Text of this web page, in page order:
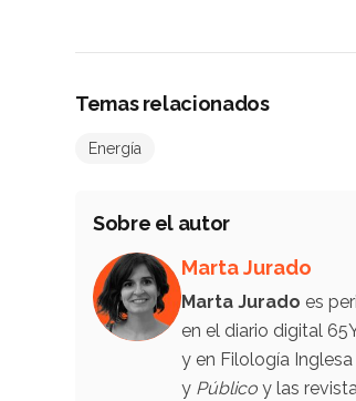
Temas relacionados
Energía
Sobre el autor
Marta Jurado
Marta Jurado es
en el diario digital
y en Filología
y Público y las